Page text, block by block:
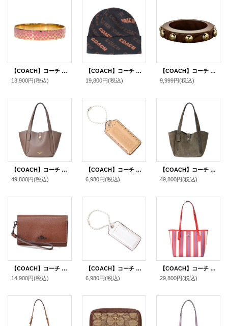
【COACH】コーチ シグネチャー ブレスレット バングル ゴールド×ピンク〔日本未発売〕【訳あり】
13,900円(税込)
【COACH】コーチ ウール テキスト ロゴ ニット ビーニー キャップ 帽子 ブラック×サドル（日本未発売）
19,800円(税込)
【COACH】コーチ ウッド グロメット バングル 〔日本未発売〕
9,999円(税込)
【COACH】コーチ バッグ レザー ターンロック ハドリー ロゴ トートバッグ ダークストーン〔日本未発売〕
49,800円(税込)
【COACH】コーチ レザー ハングタグ ロゴ チャーム キーホルダー マルチ（日本未発売）
6,980円(税込)
【COACH】コーチ バッグ スエード レザー ターンロック ハドリー ロゴ トートバッグ アーミーグリーン〔日本未発売〕
49,800円(税込)
【COACH】コーチ レザー クラッチ リストレット 2WAY バッグ ダークサドル（日本未発売）
14,900円(税込)
【COACH】コーチ パテントレザー ハングタグ ロゴ チャーム キーホルダー チャーク【訳あり】（日本未発売）
6,980円(税込)
【COACH】コーチ トートバッグ レザー ストライプ ロゴ ミニ スモール シティ チャークマルチ〔日本未発売〕
29,800円(税込)